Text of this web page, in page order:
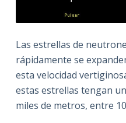
Las estrellas de
rápidamente se
esta velocidad
estas estrellas tengan
miles de metros, entre